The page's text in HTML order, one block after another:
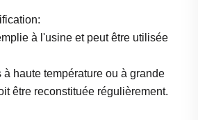
à l'usine et peut être utilisée
haute température ou à grande
être reconstituée régulièrement.